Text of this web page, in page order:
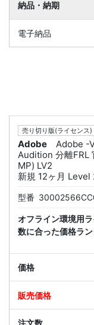
納品・納期
電子納品
売り切り版(ライセンス)
Adobe
Adobe -
Audition 分離FRL
MP) LV2
新規 12ヶ月
型番
オフライン環境用
数に合った価格ラン